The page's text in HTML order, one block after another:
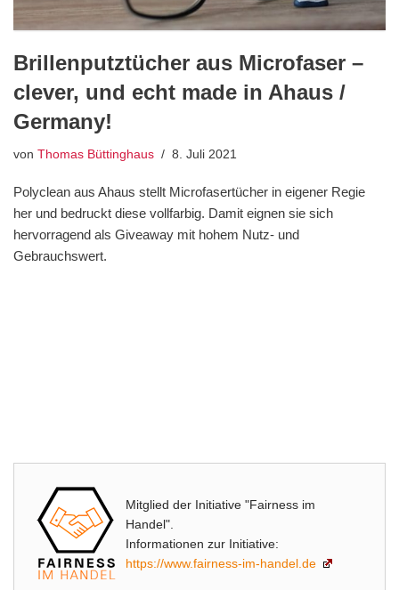
Brillenputztücher aus Microfaser –
clever, und echt made in Ahaus /
Germany!
von Thomas Büttinghaus 8. Juli 2021
Polyclean aus Ahaus stellt Microfasertücher in eigener Regie
her und bedruckt diese vollfarbig. Damit eignen sie sich
hervorragend als Giveaway mit hohem Nutz- und
Gebrauchswert.
Mitglied der Initiative "Fairness im
Handel".
Informationen zur Initiative:
https://www.fairness-im-handel.de